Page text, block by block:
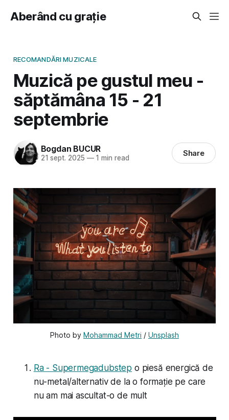
Aberând cu grație
RECOMANDĂRI MUZICALE
Muzică pe gustul meu -
săptămâna 15 - 21
septembrie
Bogdan BUCUR
21 sept. 2025 —1 min read Share
Photo by Mohammad Metri / Unsplash
Ra - Supermegadubstep o piesă energică de
nu-metal/alternativ de la o formație pe care
nu am mai ascultat-o de mult